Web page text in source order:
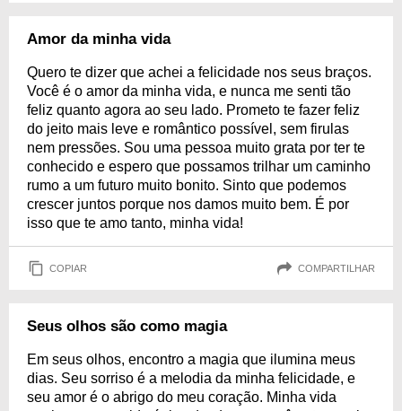
Amor da minha vida
Quero te dizer que achei a felicidade nos seus braços.
Você é o amor da minha vida, e nunca me senti tão
feliz quanto agora ao seu lado. Prometo te fazer feliz
do jeito mais leve e romântico possível, sem firulas
nem pressões. Sou uma pessoa muito grata por ter te
conhecido e espero que possamos trilhar um caminho
rumo a um futuro muito bonito. Sinto que podemos
crescer juntos porque nos damos muito bem. É por
isso que te amo tanto, minha vida!
COPIAR COMPARTILHAR
Seus olhos são como magia
Em seus olhos, encontro a magia que ilumina meus
dias. Seu sorriso é a melodia da minha felicidade, e
seu amor é o abrigo do meu coração. Minha vida